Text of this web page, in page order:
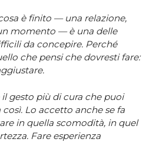
è finito — una relazione,
momento — è una delle
da concepire. Perché
che pensi che dovresti fare:
il gesto più di cura che puoi
così. Lo accetto anche se fa
in quella scomodità, in quel
Fare esperienza